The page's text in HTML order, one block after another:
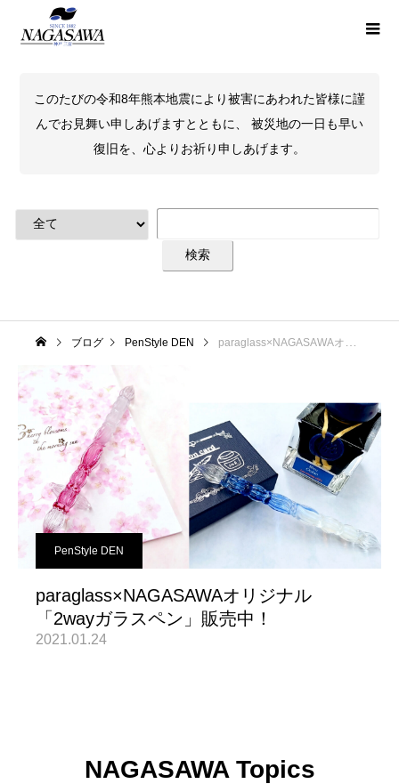
このたびの令和8年熊本地震により被害にあわれた皆様に謹
んでお見舞い申しあげますとともに、 被災地の一日も早い
復旧を、心よりお祈り申しあげます。
ブログ PenStyle DEN paraglass×NAGASAWAオリジナル「2wayガラスペン」販売中！
PenStyle DEN
paraglass×NAGASAWAオリジナル
「2wayガラスペン」販売中！
2021.01.24
NAGASAWA Topics